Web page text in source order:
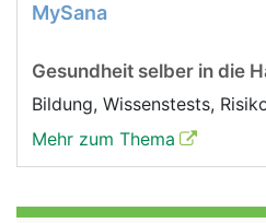
MySana
Gesundheit selber in die
Bildung, Wissenstests,
Mehr zum Thema